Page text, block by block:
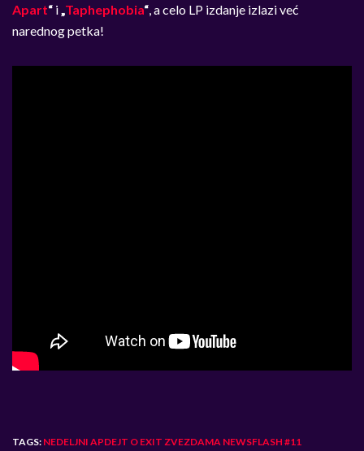
Apart“ i Taphephobia“ , a celo LP izdanje izlazi već
narednog petka!
TAGS: NEDELJNI APDEJT O EXIT ZVEZDAMA NEWSFLASH #11